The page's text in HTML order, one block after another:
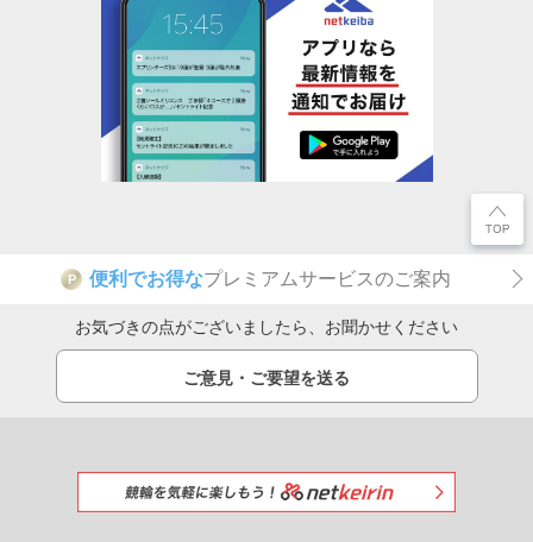
P 便利でお得なプレミアムサービスのご案内
お気づきの点がございましたら、お聞かせください
ご意見・ご要望を送る